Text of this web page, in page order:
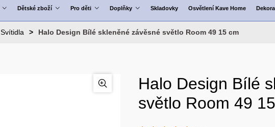
Dětské zboží Pro děti Doplňky Skladovky Osvětlení Kave Home
Svítidla Halo Design Bílé skleněné závěsné světlo Room 49 15 cm
Halo Design Bílé
světlo Room 49